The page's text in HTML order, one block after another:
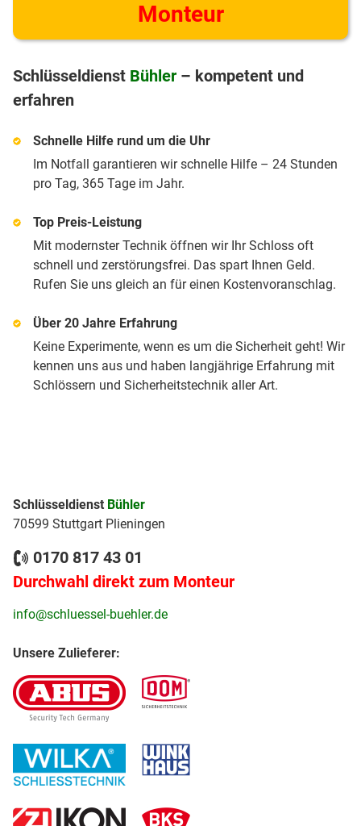
Monteur
Schlüsseldienst Bühler – kompetent und
erfahren
Schnelle Hilfe rund um die Uhr
Im Notfall garantieren wir schnelle Hilfe – 24 Stunden
pro Tag, 365 Tage im Jahr.
Top Preis-Leistung
Mit modernster Technik öffnen wir Ihr Schloss oft
schnell und zerstörungsfrei. Das spart Ihnen Geld.
Rufen Sie uns gleich an für einen Kostenvoranschlag.
Über 20 Jahre Erfahrung
Keine Experimente, wenn es um die Sicherheit geht! Wir
kennen uns aus und haben langjährige Erfahrung mit
Schlössern und Sicherheitstechnik aller Art.
Schlüsseldienst Bühler
70599 Stuttgart Plieningen
0170 817 43 01
Durchwahl direkt zum Monteur
info@schluessel-buehler.de
Unsere Zulieferer: